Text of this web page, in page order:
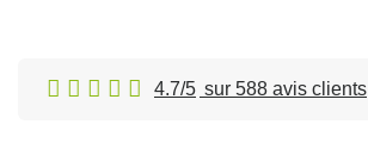
4.7/5 sur 588 avis clients